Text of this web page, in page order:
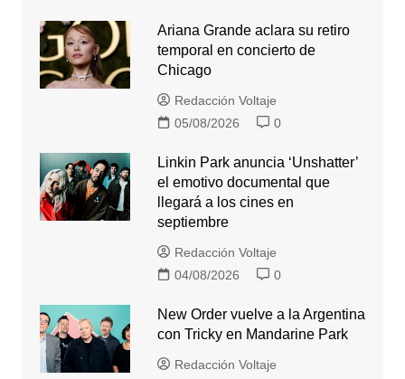
Ariana Grande aclara su retiro
temporal en concierto de
Chicago
Redacción Voltaje
05/08/2026
0
Linkin Park anuncia ‘Unshatter’
el emotivo documental que
llegará a los cines en
septiembre
Redacción Voltaje
04/08/2026
0
New Order vuelve a la Argentina
con Tricky en Mandarine Park
Redacción Voltaje